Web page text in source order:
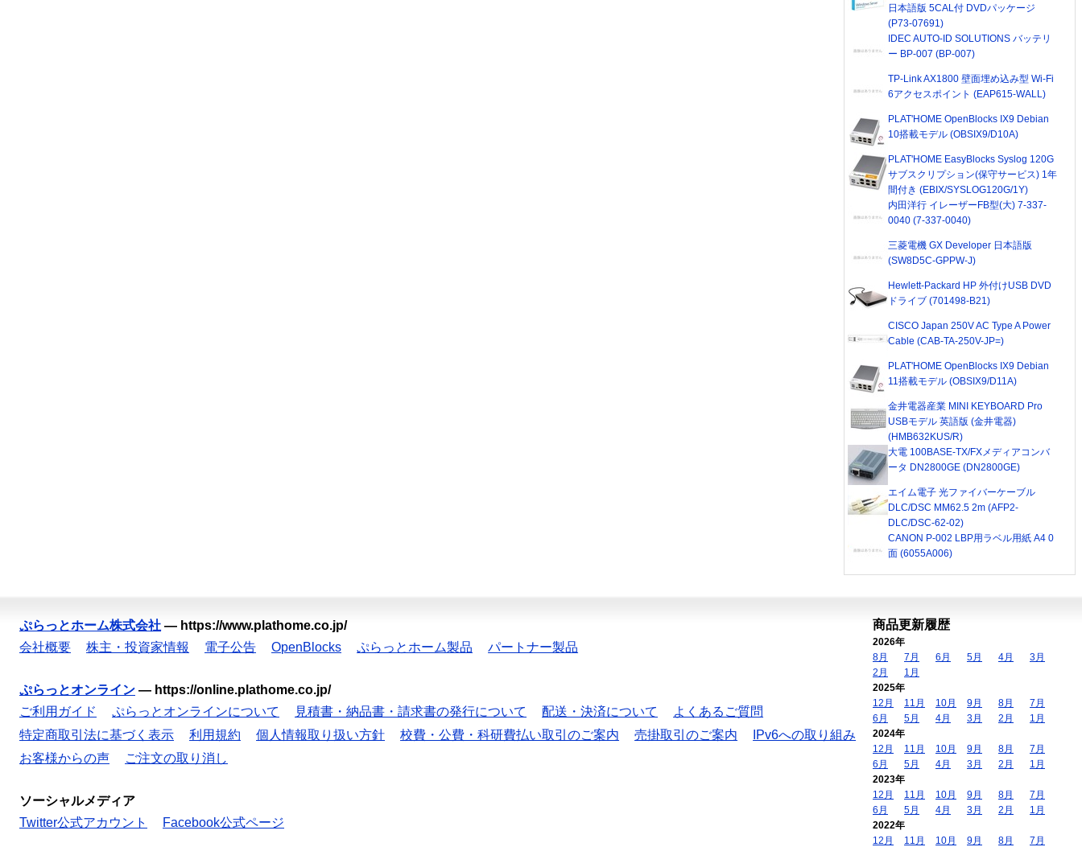
日本語版 5CAL付 DVDパッケージ
(P73-07691)
IDEC AUTO-ID SOLUTIONS バッテリ
ー BP-007 (BP-007)
TP-Link AX1800 壁面埋め込み型 Wi-Fi
6アクセスポイント (EAP615-WALL)
PLAT'HOME OpenBlocks IX9 Debian
10搭載モデル (OBSIX9/D10A)
PLAT'HOME EasyBlocks Syslog 120G
サブスクリプション(保守サービス) 1年
間付き (EBIX/SYSLOG120G/1Y)
内田洋行 イレーザーFB型(大) 7-337-
0040 (7-337-0040)
三菱電機 GX Developer 日本語版
(SW8D5C-GPPW-J)
Hewlett-Packard HP 外付けUSB DVD
ドライブ (701498-B21)
CISCO Japan 250V AC Type A Power
Cable (CAB-TA-250V-JP=)
PLAT'HOME OpenBlocks IX9 Debian
11搭載モデル (OBSIX9/D11A)
金井電器産業 MINI KEYBOARD Pro
USBモデル 英語版 (金井電器)
(HMB632KUS/R)
大電 100BASE-TX/FXメディアコンバ
ータ DN2800GE (DN2800GE)
エイム電子 光ファイバーケーブル
DLC/DSC MM62.5 2m (AFP2-
DLC/DSC-62-02)
CANON P-002 LBP用ラベル用紙 A4 0
面 (6055A006)
ぷらっとホーム株式会社 — https://www.plathome.co.jp/
会社概要
株主・投資家情報 電子公告 OpenBlocks ぷらっとホーム製品 パートナー製品
ぷらっとオンライン — https://online.plathome.co.jp/
ご利用ガイド
ぷらっとオンラインについて 見積書・納品書・請求書の発行について 配送・決済について
よくあるご質問
特定商取引法に基づく表示
利用規約 個人情報取り扱い方針 校費・公費・科研費払い取引のご案内 売掛取引のご案内
IPv6への取り組み
お客様からの声
ご注文の取り消し
ソーシャルメディア
Twitter公式アカウント
Facebook公式ページ
商品更新履歴
2026年
8月
7月 6月 5月 4月
3月
2月
1月
2025年
12月
11月 10月 9月 8月
7月
6月
5月 4月 3月 2月
1月
2024年
12月
11月 10月 9月 8月
7月
6月
5月 4月 3月 2月
1月
2023年
12月
11月 10月 9月 8月
7月
6月
5月 4月 3月 2月
1月
2022年
12月
11月 10月 9月 8月
7月